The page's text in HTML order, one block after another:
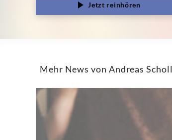
Jetzt reinhören
Mehr News von Andreas Scholl